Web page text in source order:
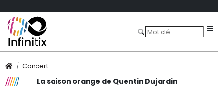
Concert
La saison orange de Quentin Dujardin